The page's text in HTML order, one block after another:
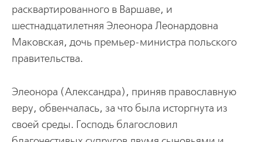
расквартированного в Варшаве, и
шестнадцатилетняя Элеонора Леонардовна
Маковская, дочь премьер-министра польского
правительства.
Элеонора (Александра), приняв православную
веру, обвенчалась, за что была исторгнута из
своей среды. Господь благословил